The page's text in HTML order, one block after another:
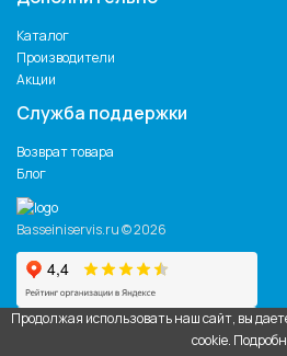
Каталог
Производители
Акции
Служба поддержки
Возврат товара
Блог
Basseiniservis.ru © 2026
Продолжая использовать наш сайт, вы
cookie.